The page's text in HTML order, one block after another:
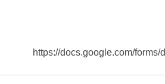
https://docs.google.com/